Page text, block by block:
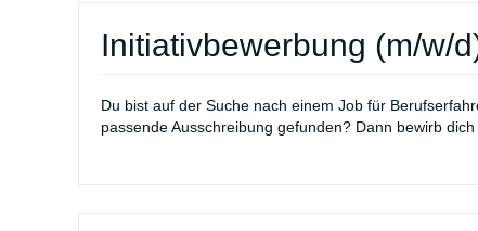
Initiativbewerbung (m/w/
Du bist auf der Suche nach einem Job für
passende Ausschreibung gefunden? Dann bewirb